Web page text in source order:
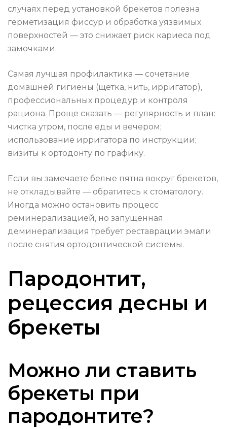
случаях перед установкой брекетов полезна
герметизация фиссур и обработка уязвимых
поверхностей — это снижает риск кариеса под
замочками.
Самая лучшая профилактика — сочетание
домашней гигиены (щётка, нить, ирригатор),
профессиональных процедур и контроля
рациона. Проще сказать — регулярность и план:
чистка утром, после еды и вечером;
использование ирригатора по инструкции;
визиты к ортодонту по графику.
Если вы замечаете белые пятна вокруг брекетов,
не откладывайте — обратитесь к стоматологу.
Иногда можно остановить процесс
реминерализацией, но запущенная
деминерализация требует реставрации эмали
после снятия ортодонтической системы.
Пародонтит,
рецессия десны и
брекеты
Можно ли ставить
брекеты при
пародонтите?